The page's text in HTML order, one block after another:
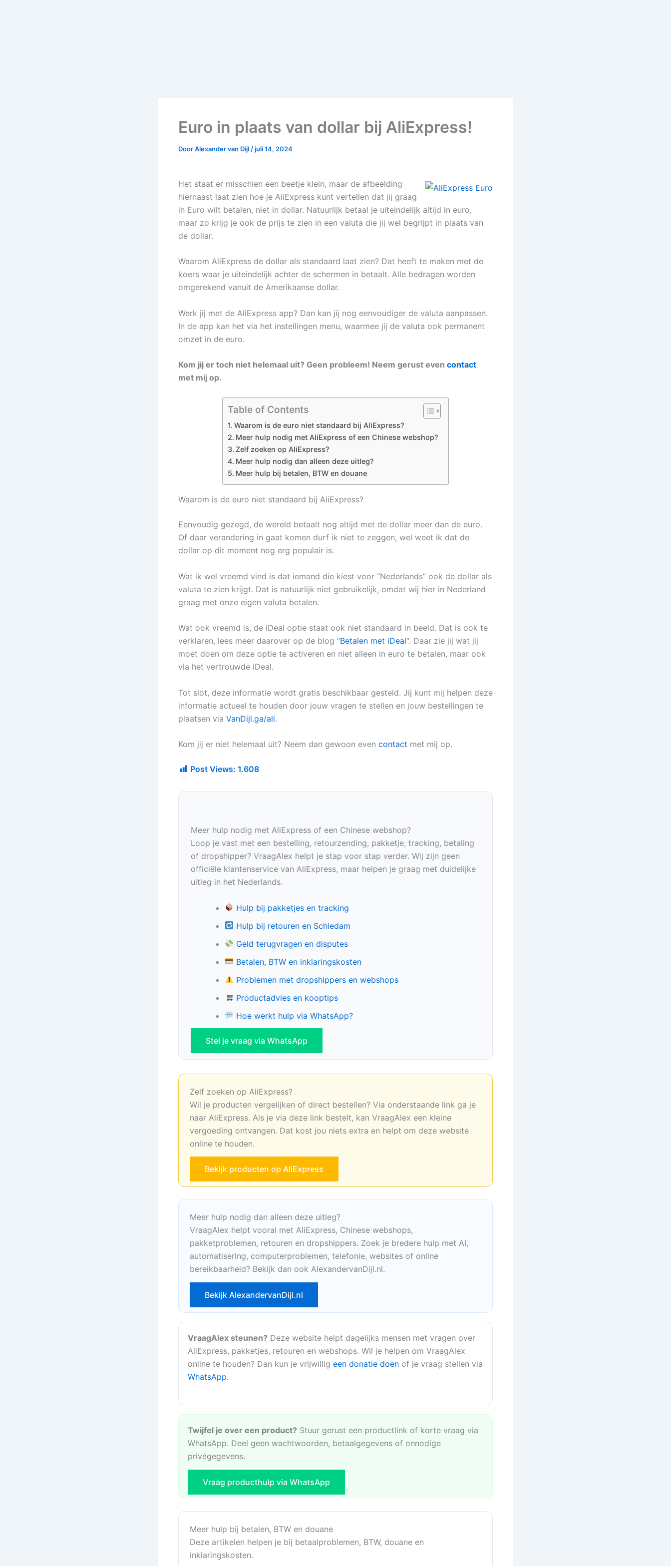
Euro in plaats van dollar bij AliExpress!
DoorAlexander van Dijl /juli 14, 2024
Het staat er misschien een beetje klein, maar de afbeelding
hiernaast laat zien hoe je AliExpress kunt vertellen dat jij graag
in Euro wilt betalen, niet in dollar. Natuurlijk betaal je uiteindelijk altijd in euro,
maar zo krijg je ook de prijs te zien in een valuta die jij wel begrijpt in plaats van
de dollar.
Waarom AliExpress de dollar als standaard laat zien? Dat heeft te maken met de
koers waar je uiteindelijk achter de schermen in betaalt. Alle bedragen worden
omgerekend vanuit de Amerikaanse dollar.
Werk jij met de AliExpress app? Dan kan jij nog eenvoudiger de valuta aanpassen.
In de app kan het via het instellingen menu, waarmee jij de valuta ook permanent
omzet in de euro.
Kom jij er toch niet helemaal uit? Geen probleem! Neem gerust even contact
met mij op.
Table of Contents
Waarom is de euro niet standaard bij AliExpress?
Meer hulp nodig met AliExpress of een Chinese webshop?
Zelf zoeken op AliExpress?
Meer hulp nodig dan alleen deze uitleg?
Meer hulp bij betalen, BTW en douane
Waarom is de euro niet standaard bij AliExpress?
Eenvoudig gezegd, de wereld betaalt nog altijd met de dollar meer dan de euro.
Of daar verandering in gaat komen durf ik niet te zeggen, wel weet ik dat de
dollar op dit moment nog erg populair is.
Wat ik wel vreemd vind is dat iemand die kiest voor “Nederlands” ook de dollar als
valuta te zien krijgt. Dat is natuurlijk niet gebruikelijk, omdat wij hier in Nederland
graag met onze eigen valuta betalen.
Wat ook vreemd is, de iDeal optie staat ook niet standaard in beeld. Dat is ook te
verklaren, lees meer daarover op de blog “Betalen met iDeal“. Daar zie jij wat jij
moet doen om deze optie te activeren en niet alleen in euro te betalen, maar ook
via het vertrouwde iDeal.
Tot slot, deze informatie wordt gratis beschikbaar gesteld. Jij kunt mij helpen deze
informatie actueel te houden door jouw vragen te stellen en jouw bestellingen te
plaatsen via VanDijl.ga/ali.
Kom jij er niet helemaal uit? Neem dan gewoon even contact met mij op.
Post Views: 1.608
Meer hulp nodig met AliExpress of een Chinese webshop?
Loop je vast met een bestelling, retourzending, pakketje, tracking, betaling
of dropshipper? VraagAlex helpt je stap voor stap verder. Wij zijn geen
officiële klantenservice van AliExpress, maar helpen je graag met duidelijke
uitleg in het Nederlands.
Hulp bij pakketjes en tracking
Hulp bij retouren en Schiedam
Geld terugvragen en disputes
Betalen, BTW en inklaringskosten
Problemen met dropshippers en webshops
Productadvies en kooptips
Hoe werkt hulp via WhatsApp?
Stel je vraag via WhatsApp
Zelf zoeken op AliExpress?
Wil je producten vergelijken of direct bestellen? Via onderstaande link ga je
naar AliExpress. Als je via deze link bestelt, kan VraagAlex een kleine
vergoeding ontvangen. Dat kost jou niets extra en helpt om deze website
online te houden.
Bekijk producten op AliExpress
Meer hulp nodig dan alleen deze uitleg?
VraagAlex helpt vooral met AliExpress, Chinese webshops,
pakketproblemen, retouren en dropshippers. Zoek je bredere hulp met AI,
automatisering, computerproblemen, telefonie, websites of online
bereikbaarheid? Bekijk dan ook AlexandervanDijl.nl.
Bekijk AlexandervanDijl.nl
VraagAlex steunen? Deze website helpt dagelijks mensen met vragen over
AliExpress, pakketjes, retouren en webshops. Wil je helpen om VraagAlex
online te houden? Dan kun je vrijwillig een donatie doen of je vraag stellen via
WhatsApp.
Twijfel je over een product? Stuur gerust een productlink of korte vraag via
WhatsApp. Deel geen wachtwoorden, betaalgegevens of onnodige
privégegevens.
Vraag producthulp via WhatsApp
Meer hulp bij betalen, BTW en douane
Deze artikelen helpen je bij betaalproblemen, BTW, douane en
inklaringskosten.